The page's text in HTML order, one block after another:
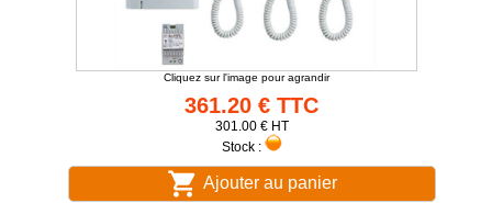
Cliquez sur l'image pour agrandir
361.20 € TTC
301.00 € HT
Stock :
Ajouter au panier